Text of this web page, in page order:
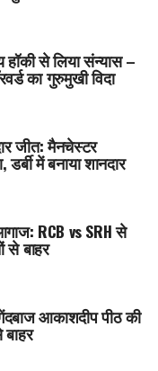
हॉकी से लिया संन्यास –
का गुरुमुखी विदा
जीत: मैनचेस्टर
में बनाया शानदार
RCB vs SRH से
बाहर
आकाशदीप पीठ की